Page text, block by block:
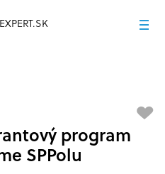
program
SPPolu